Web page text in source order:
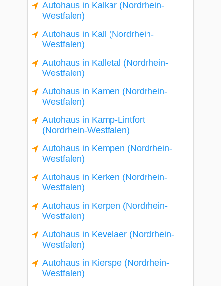
Autohaus in Kalkar (Nordrhein-
Westfalen)
Autohaus in Kall (Nordrhein-
Westfalen)
Autohaus in Kalletal (Nordrhein-
Westfalen)
Autohaus in Kamen (Nordrhein-
Westfalen)
Autohaus in Kamp-Lintfort
(Nordrhein-Westfalen)
Autohaus in Kempen (Nordrhein-
Westfalen)
Autohaus in Kerken (Nordrhein-
Westfalen)
Autohaus in Kerpen (Nordrhein-
Westfalen)
Autohaus in Kevelaer (Nordrhein-
Westfalen)
Autohaus in Kierspe (Nordrhein-
Westfalen)